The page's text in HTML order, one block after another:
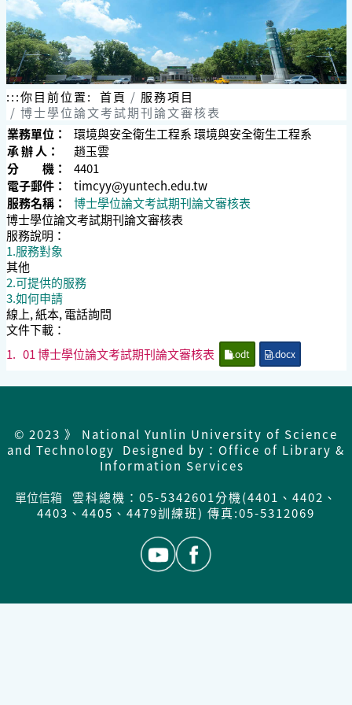
:::你目前位置: 首頁
服務項目
博士學位論文考試期刊論文審核表
業務單位：
環境與安全衛生工程系 環境與安全衛生工程系
承 辦 人：
趙玉雲
分 機：
4401
電子郵件：
timcyy@yuntech.edu.tw
服務名稱：
博士學位論文考試期刊論文審核表
博士學位論文考試期刊論文審核表
服務說明：
1.服務對象
其他
2.可提供的服務
3.如何申請
線上, 紙本, 電話詢問
文件下載：
1. 01 博士學位論文考試期刊論文審核表 .odt .docx
© 2023 》 National Yunlin University of Science
and Technology Designed by：Office of Library &
Information Services
單位信箱
雲科總機：05-5342601分機(4401、4402、
4403、4405、4479訓練班) 傳真:05-5312069